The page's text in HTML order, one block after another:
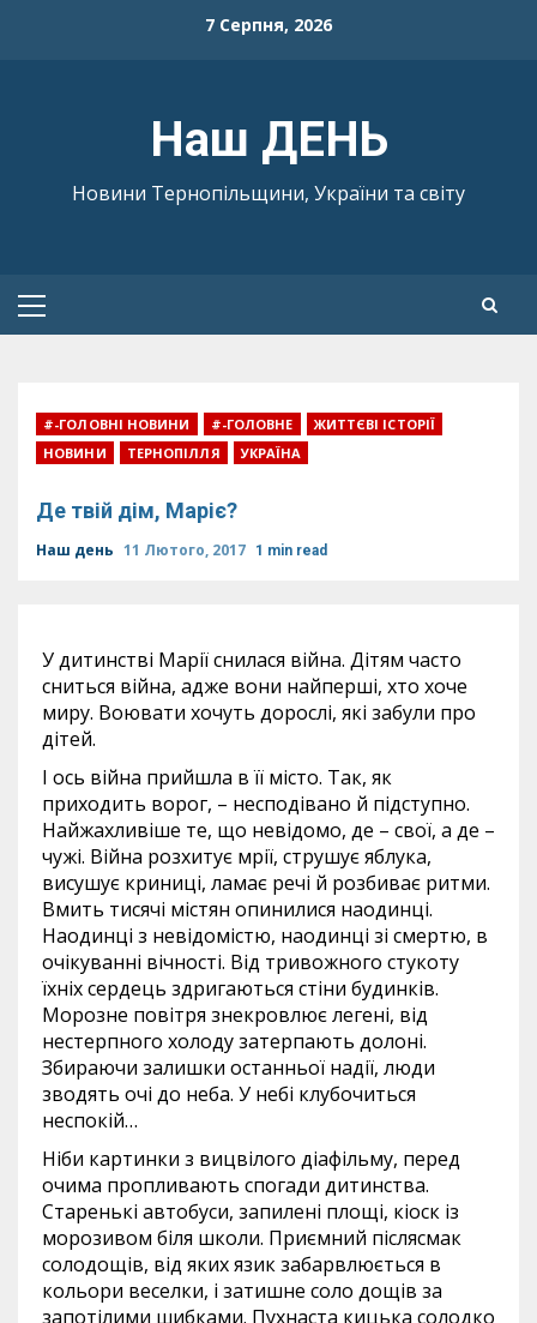
7 Серпня, 2026
Наш ДЕНЬ
Новини Тернопільщини, України та світу
Primary
#-ГОЛОВНІ НОВИНИ #-ГОЛОВНЕ
ЖИТТЄВІ ІСТОРІЇ
НОВИНИ
ТЕРНОПІЛЛЯ УКРАЇНА
Де твій дім, Маріє?
Наш день 11 Лютого, 2017 1 min read
У дитинстві Марії снилася війна. Дітям часто
сниться війна, адже вони найперші, хто хоче
миру. Воювати хочуть дорослі, які забули про
дітей.
І ось війна прийшла в її місто. Так, як
приходить ворог, – несподівано й підступно.
Найжахливіше те, що невідомо, де – свої, а де –
чужі. Війна розхитує мрії, струшує яблука,
висушує криниці, ламає речі й розбиває ритми.
Вмить тисячі містян опинилися наодинці.
Наодинці з невідомістю, наодинці зі смертю, в
очікуванні вічності. Від тривожного стукоту
їхніх сердець здригаються стіни будинків.
Морозне повітря знекровлює легені, від
нестерпного холоду затерпають долоні.
Збираючи залишки останньої надії, люди
зводять очі до неба. У небі клубочиться
неспокій…
Ніби картинки з вицвілого діафільму, перед
очима пропливають спогади дитинства.
Старенькі автобуси, запилені площі, кіоск із
морозивом біля школи. Приємний післясмак
солодощів, від яких язик забарвлюється в
кольори веселки, і затишне соло дощів за
запотілими шибками. Пухнаста кицька солодко